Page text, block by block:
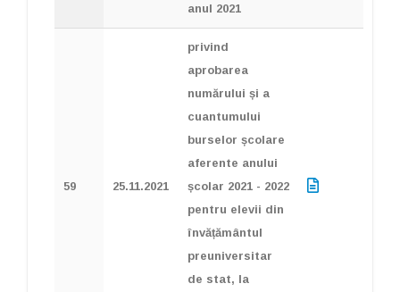
anul 2021
59 25.11.2021
privind
aprobarea
numărului și a
cuantumului
burselor școlare
aferente anului
școlar 2021 - 2022
pentru elevii din
învățământul
preuniversitar
de stat, la